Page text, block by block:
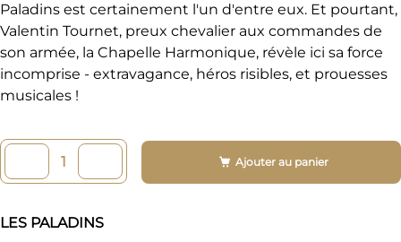
Paladins est certainement l'un d'entre eux. Et pourtant,
Valentin Tournet, preux chevalier aux commandes de
son armée, la Chapelle Harmonique, révèle ici sa force
incomprise - extravagance, héros risibles, et prouesses
musicales !
Ajouter au panier
LES PALADINS